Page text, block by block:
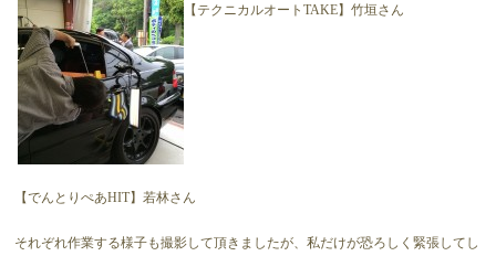
【テクニカルオートTAKE】竹垣さん
【でんとりぺあHIT】若林さん
それぞれ作業する様子も撮影して頂きましたが、私だけが恐ろしく緊張してし